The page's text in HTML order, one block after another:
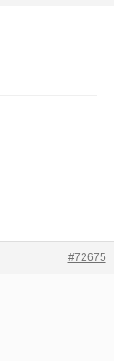
#72675